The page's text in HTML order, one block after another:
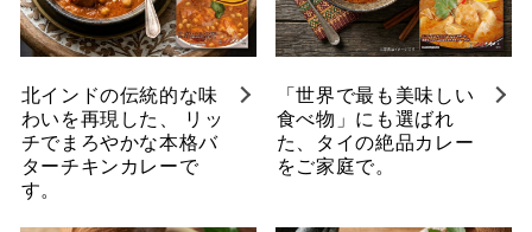
北インドの伝統的な味
わいを再現した、 リッ
チでまろやかな本格バ
ターチキンカレーで
す。
「世界で最も美味しい
食べ物」にも選ばれ
た、タイの絶品カレー
をご家庭で。